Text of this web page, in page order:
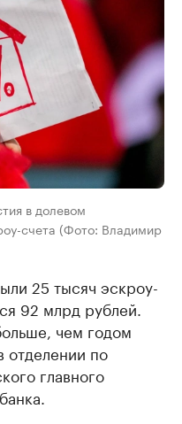
в долевом
счета (Фото: Владимир
25 тысяч эскроу-
92 млрд рублей.
чем годом
отделении по
главного